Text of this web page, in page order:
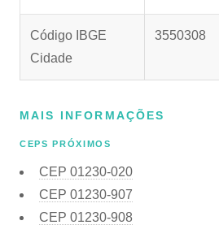
Código IBGE
Cidade
3550308
MAIS INFORMAÇÕES
CEPS PRÓXIMOS
CEP 01230-020
CEP 01230-907
CEP 01230-908